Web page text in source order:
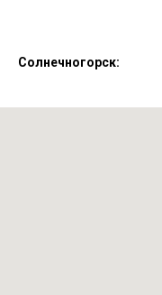
Солнечногорск: